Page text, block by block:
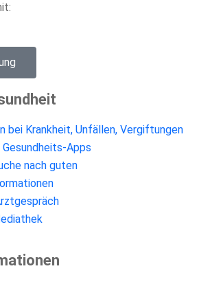
bei Krankheit, Unfällen, Vergiftungen
Apps
nach guten